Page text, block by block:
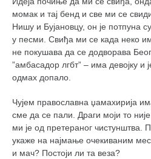
чланарина
контакт
бесплатна е-књига
термини тренинга
моја прича
фотке
контакт
момак и тај бенд и све ми се
Нишу и Бујановцу, он је потпуна
у песми. Свиђа ми се када неко
не покушава да се додворава
”амбасадор лгбт” – има девојку и
одмах допало.
Чујем православна џамахирија
сме да се пали. Драги моји то
ми је од претераног чистунштва.
укаже на најмање очекиваним
и мач? Постоји ли та веза?